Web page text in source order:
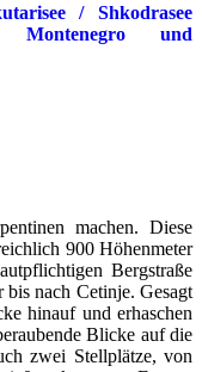
machen. Diese
900 Höhenmeter
Bergstraße
nach Cetinje. Gesagt
hinauf und erhaschen
Blicke auf die
zwei Stellplätze, von